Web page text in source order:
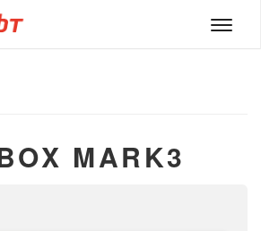
Меню
MARK3